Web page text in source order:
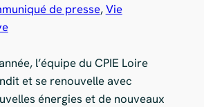
de presse, Vie
l’équipe du CPIE Loire
et se renouvelle avec
énergies et de nouveaux